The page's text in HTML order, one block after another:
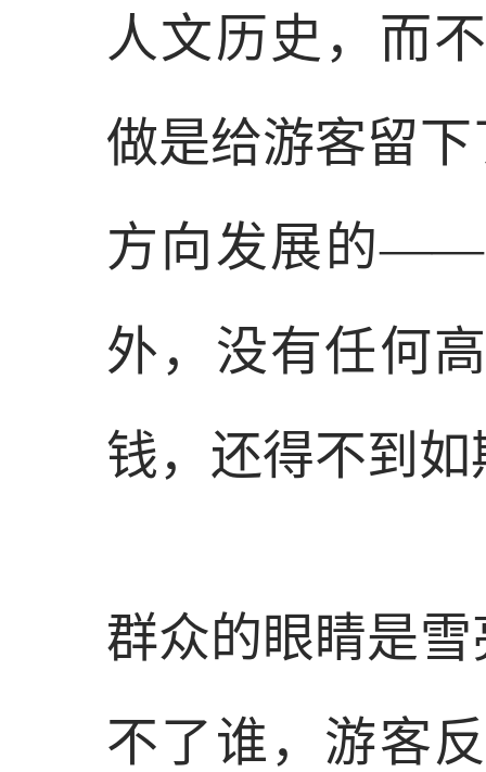
人文历史，而
做是给游客留
方向发展的——
外，没有任何
钱，还得不到
群众的眼睛是
不了谁，游客